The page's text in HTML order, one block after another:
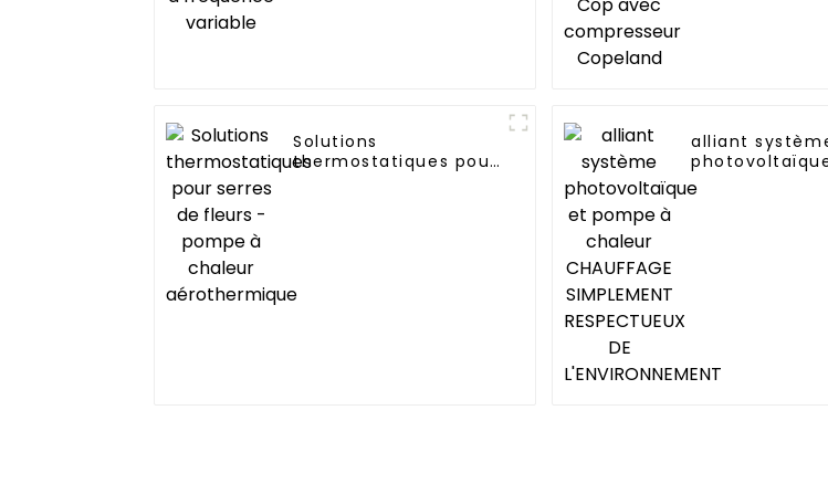
Solutions
thermostatiques pour
alliant
pompe à
CHAUFFAGE